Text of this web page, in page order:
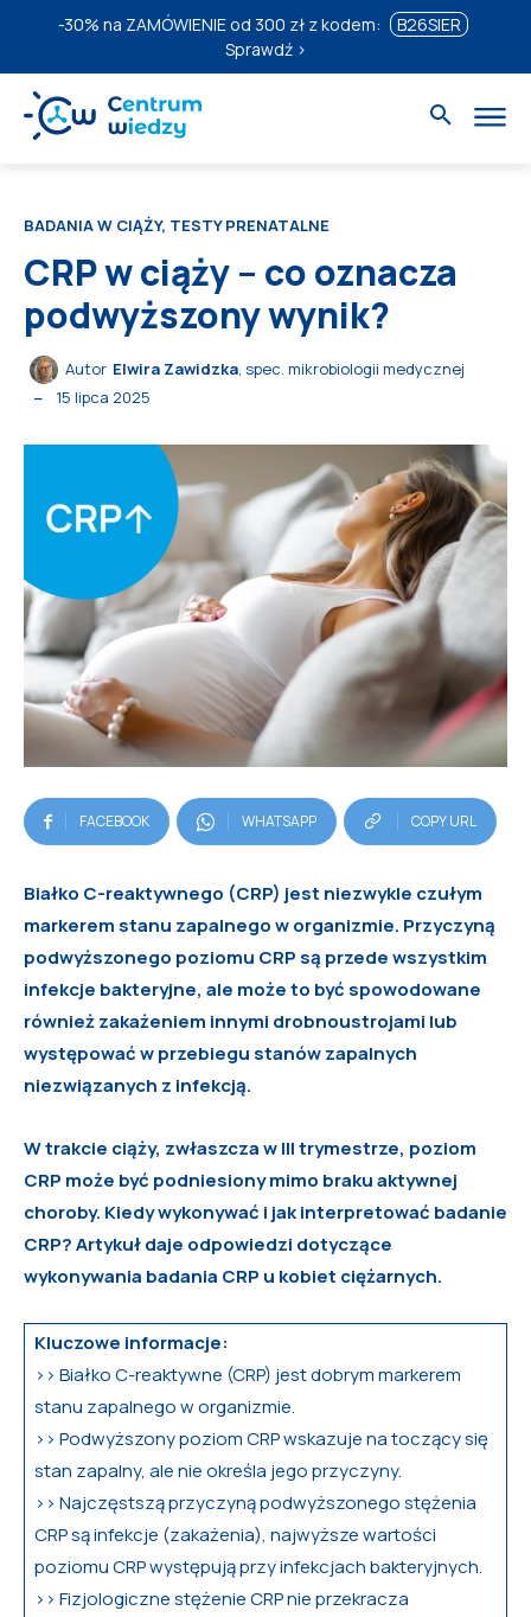
-30% na ZAMÓWIENIE od 300 zł z kodem:
B26SIER
Sprawdź ›
BADANIA W CIĄŻY, TESTY PRENATALNE
CRP w ciąży – co oznacza
podwyższony wynik?
Autor Elwira Zawidzka, spec. mikrobiologii medycznej
15 lipca 2025
FACEBOOK WHATSAPP COPY URL
Białko C-reaktywnego (CRP) jest niezwykle czułym
markerem stanu zapalnego w organizmie. Przyczyną
podwyższonego poziomu CRP są przede wszystkim
infekcje bakteryjne, ale może to być spowodowane
również zakażeniem innymi drobnoustrojami lub
występować w przebiegu stanów zapalnych
niezwiązanych z infekcją.
W trakcie ciąży, zwłaszcza w III trymestrze, poziom
CRP może być podniesiony mimo braku aktywnej
choroby. Kiedy wykonywać i jak interpretować badanie
CRP? Artykuł daje odpowiedzi dotyczące
wykonywania badania CRP u kobiet ciężarnych.
Kluczowe informacje:
>> Białko C-reaktywne (CRP) jest dobrym markerem
stanu zapalnego w organizmie.
>> Podwyższony poziom CRP wskazuje na toczący się
stan zapalny, ale nie określa jego przyczyny.
>> Najczęstszą przyczyną podwyższonego stężenia
CRP są infekcje (zakażenia), najwyższe wartości
poziomu CRP występują przy infekcjach bakteryjnych.
>> Fizjologiczne stężenie CRP nie przekracza